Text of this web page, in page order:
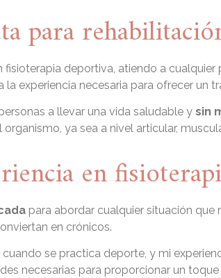
para
fisioterapia deportiva, atiendo a
experiencia necesaria para ofrecer un
a llevar una vida saludable y sin
ya sea a nivel articular,
en
para abordar cualquier situación
en crónicos.
se practica deporte, y mi
necesarias para proporcionar un